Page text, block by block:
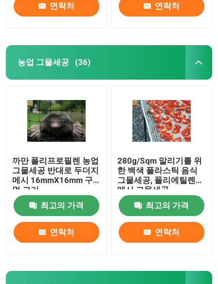
연락처 연락처
농업 그물세공 (36)
까만 폴리프로필렌 농업
그물세공 반대로 두더지
메시 16mmX16mm 구
멍 크기
최고의 가격
연락처
280g/Sqm 말리기를 위
한 백색 플라스틱 음식
그물세공, 폴리에틸렌
메시 그물세공
최고의 가격
연락처